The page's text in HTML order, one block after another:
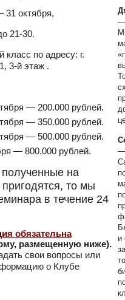
31 октября,
21-30.
класс по адресу: г.
3-й этаж .
— 200.000 рублей.
— 350.000 рублей.
— 500.000 рублей.
— 800.000 рублей.
на
то мы
в течение 24
обязательна
размещенную ниже).
свои вопросы или
о Клубе
и